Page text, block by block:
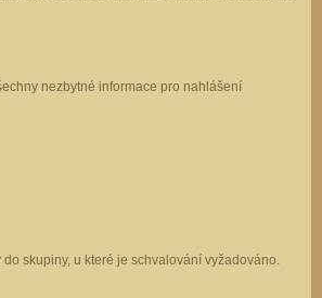
nezbytné informace pro nahlášení
skupiny, u které je schvalování vyžadováno.